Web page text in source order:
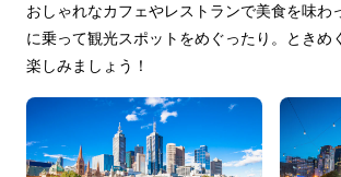
おしゃれなカフェやレストランで美食を味わ
に乗って観光スポットをめぐったり。ときめ
楽しみましょう！